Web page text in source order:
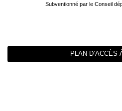
Subventionné par le Conseil
PLAN D’ACCÈS